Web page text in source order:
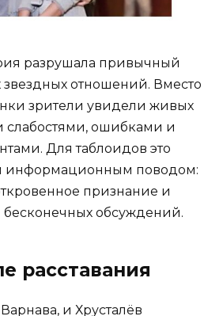
разрушала привычный
отношений. Вместо
зрители увидели живых
ошибками и
Для таблоидов это
информационным поводом:
признание и
бесконечных обсуждений.
расставания
и Хрусталёв